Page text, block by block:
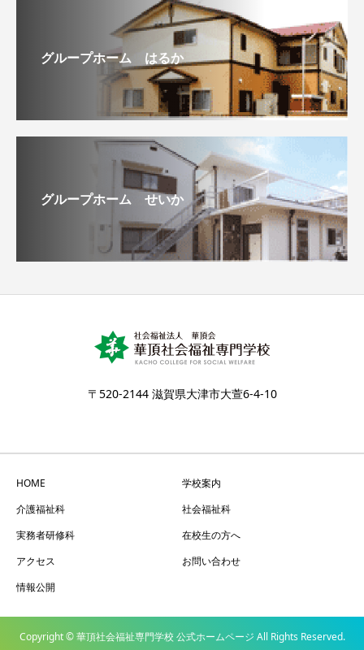
グループホーム はるか
グループホーム せいか
〒520-2144 滋賀県大津市大萱6-4-10
HOME
学校案内
介護福祉科
社会福祉科
実務者研修科
在校生の方へ
アクセス
お問い合わせ
情報公開
Copyright © 華頂社会福祉専門学校 公式ホームページ All Rights Reserved.